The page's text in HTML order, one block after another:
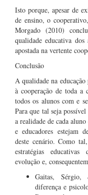
Isto porque, apesar de
de ensino, o
Morgado (2010)
qualidade educativa
apostada na vertente
Conclusão
A qualidade na
à cooperação de toda a
todos os alunos com e
Para que tal seja
a realidade de cada
e educadores estejam
deste cenário. Como
estratégias
evolução e,
Gaitas, Sérgio,
diferença e